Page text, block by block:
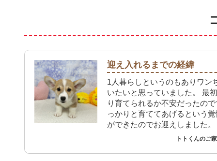
迎え入れるまでの経緯
1人暮らしというのもありワン
いたいと思っていました。 最
り育てられるか不安だったの
っかりと育ててあげるという
ができたのでお迎えしました。
トトくんのご